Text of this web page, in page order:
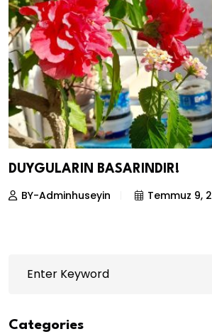
DUYGULARIN BASARINDIR!
BY-Adminhuseyin Temmuz 9,
Categories